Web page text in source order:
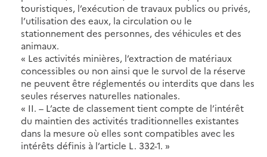
touristiques, l’exécution de travaux publics ou privés,
l’utilisation des eaux, la circulation ou le
stationnement des personnes, des véhicules et des
animaux.
« Les activités minières, l’extraction de matériaux
concessibles ou non ainsi que le survol de la réserve
ne peuvent être réglementés ou interdits que dans les
seules réserves naturelles nationales.
« II. – L’acte de classement tient compte de l’intérêt
du maintien des activités traditionnelles existantes
dans la mesure où elles sont compatibles avec les
intérêts définis à l’article L. 332-1. »